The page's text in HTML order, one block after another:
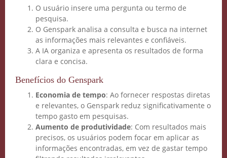
O usuário insere uma pergunta ou termo de
pesquisa.
O Genspark analisa a consulta e busca na internet
as informações mais relevantes e confiáveis.
A IA organiza e apresenta os resultados de forma
clara e concisa.
Benefícios do Genspark
Economia de tempo: Ao fornecer respostas diretas
e relevantes, o Genspark reduz significativamente o
tempo gasto em pesquisas.
Aumento de produtividade: Com resultados mais
precisos, os usuários podem focar em aplicar as
informações encontradas, em vez de gastar tempo